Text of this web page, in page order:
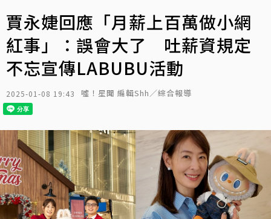
賈永婕回應「月薪上百萬做小網
紅事」：誤會大了 吐薪資規定
不忘宣傳LABUBU活動
2025-01-08 19:43 噓！星聞 編輯Shh／綜合報導